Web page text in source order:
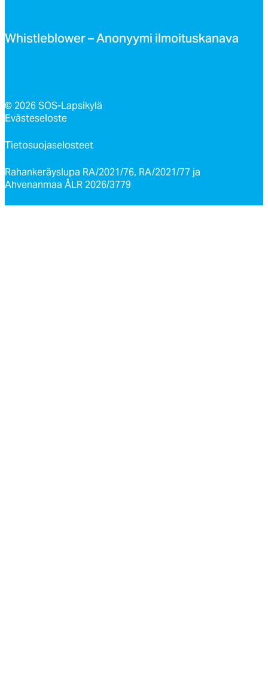
Whist­leb­lo­wer – Ano­nyy­mi il­moi­tus­ka­na­va
© 2026 SOS-Lapsikylä
Evästeseloste
Tietosuojaselosteet
Rahankeräyslupa RA/2021/76, RA/2021/77 ja
Ahvenanmaa ÅLR 2026/3779